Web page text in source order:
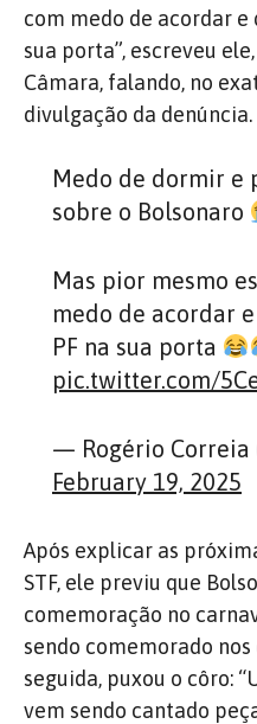
com medo de acordar e
sua porta”, escreveu
Câmara, falando, no
divulgação da denúncia.
Medo de dormir e
sobre o Bolsonaro
Mas pior mesmo
medo de acordar
PF na sua porta
pic.twitter.com/
— Rogério Correia
February 19, 2025
Após explicar as
STF, ele previu que
comemoração no
sendo comemorado
seguida, puxou o côro:
vem sendo cantado